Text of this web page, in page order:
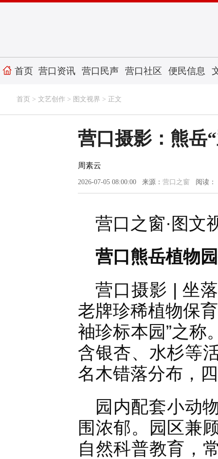
首页 营口资讯 营口民声 营口社区 便民信息
首页 > 文艺创作 > 图文视界 > 正文
营口摄影：熊
周素云
2026-07-05 08:00:00 来源： 营口之窗 阅读：
营口之窗·图文
营口熊岳植物
营口摄影 | 坐
老牌珍稀植物保
袖珍标本园”之称
含银杏、水杉等
名木错落分布，
园内配套小动
围浓郁。园区兼
自然科普教育，